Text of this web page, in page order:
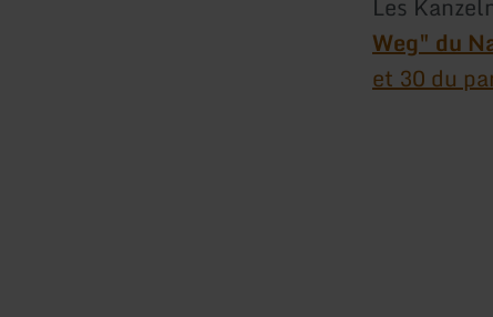
Weg" du
et 30 du